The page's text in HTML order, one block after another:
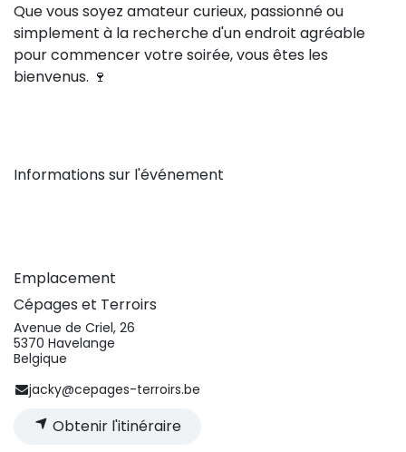
Que vous soyez amateur curieux, passionné ou
simplement à la recherche d'un endroit agréable
pour commencer votre soirée, vous êtes les
bienvenus. 🍷
Informations sur l'événement
Emplacement
Cépages et Terroirs
Avenue de Criel, 26
5370 Havelange
Belgique
jacky@cepages-terroirs.be
Obtenir l'itinéraire